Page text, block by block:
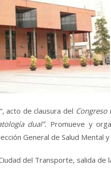
acto de clausura del
dual”. Promueve y
General de Salud Mental
del Transporte, salida de